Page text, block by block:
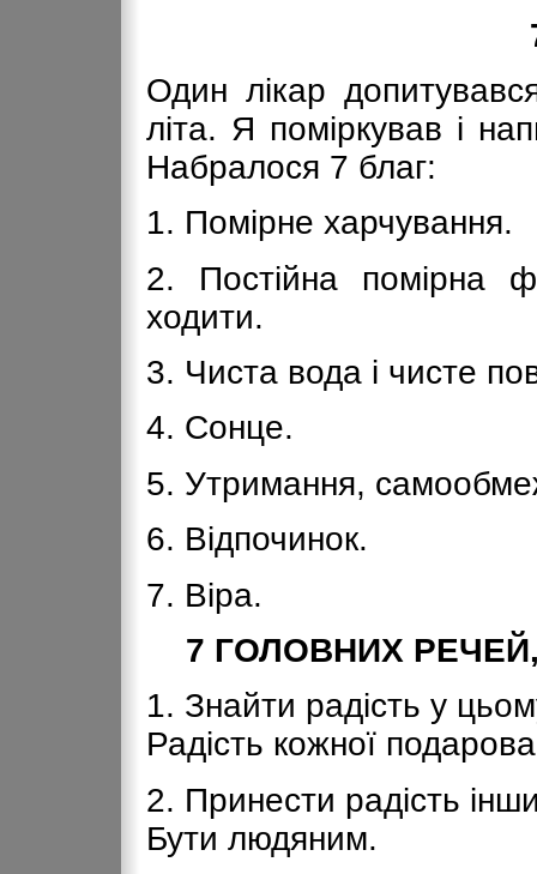
Один лікар
літа. Я поміркував і
Набралося 7 благ:
1. Помірне харчування.
2. Постійна помірна
ходити.
3. Чиста вода і чисте
4. Сонце.
5. Утримання,
6. Відпочинок.
7. Віра.
7 ГОЛОВНИХ
1. Знайти радість у
Радість кожної
2. Принести радість
Бути людяним.